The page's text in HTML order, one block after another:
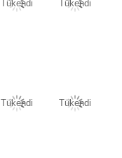
Tükendi Tükendi
Tükendi Tükendi